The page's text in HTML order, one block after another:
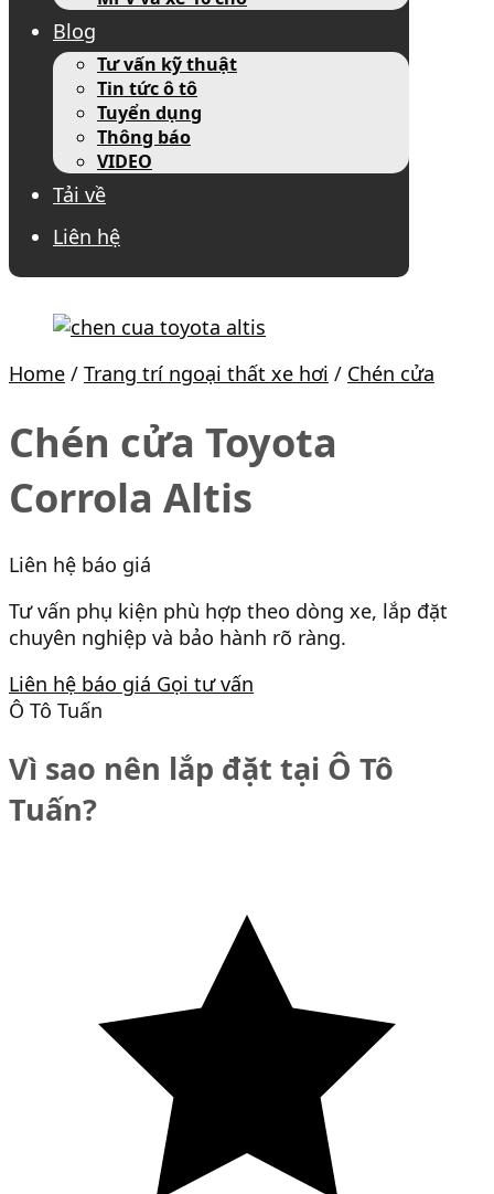
Blog
Tư vấn kỹ thuật
Tin tức ô tô
Tuyển dụng
Thông báo
VIDEO
Tải về
Liên hệ
Home / Trang trí ngoại thất xe hơi / Chén cửa
Chén cửa Toyota
Corrola Altis
Liên hệ báo giá
Tư vấn phụ kiện phù hợp theo dòng xe, lắp đặt
chuyên nghiệp và bảo hành rõ ràng.
Liên hệ báo giá Gọi tư vấn
Ô Tô Tuấn
Vì sao nên lắp đặt tại Ô Tô
Tuấn?